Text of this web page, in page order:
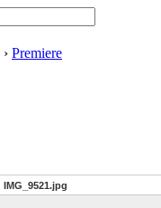
› Premiere
IMG_9521.jpg